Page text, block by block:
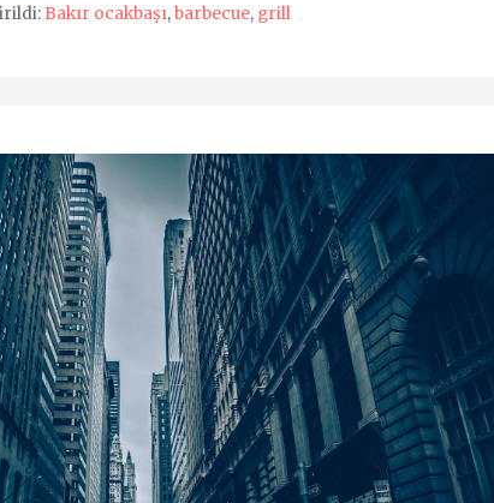
Bakır ocakbaşı,barbecue, grill